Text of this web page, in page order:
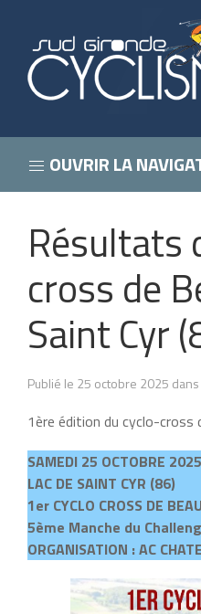
OUVRIR LA
Résultats
cross de
Saint Cyr
Publié le 25 octobre 2025
1ère édition du cyclo-cross
SAMEDI 25 OCTOBRE 2025
LAC DE SAINT CYR (86)
1er CYCLO CROSS DE
5ème Manche du
ORGANISATION : AC